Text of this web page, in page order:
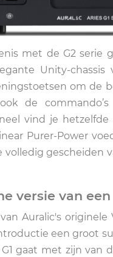
met de G2 serie
Unity-
om de
de
vind je
Purer-Power
gescheiden
versie van
Auralic's
een groot
gaat met zijn